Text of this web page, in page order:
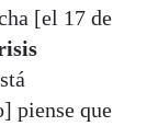
[el 17 de
piense que